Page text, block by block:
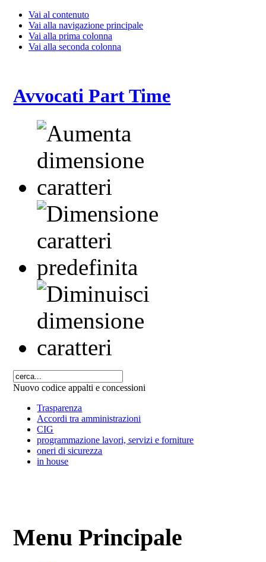
Vai al contenuto
Vai alla navigazione principale
Vai alla prima colonna
Vai alla seconda colonna
Avvocati Part Time
Nuovo codice appalti e concessioni
Trasparenza
Accordi tra amministrazioni
CIG
programmazione lavori, servizi e forniture
oneri di sicurezza
in house
Menu Principale